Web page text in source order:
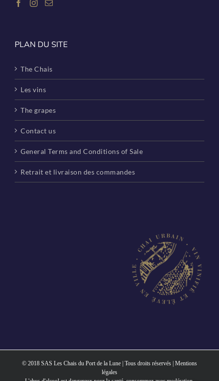
PLAN DU SITE
The Chais
Les vins
The grapes
Contact us
General Terms and Conditions of Sale
Retrait et livraison des commandes
© 2018 SAS Les Chais du Port de la Lune | Tous droits réservés | Mentions
légales